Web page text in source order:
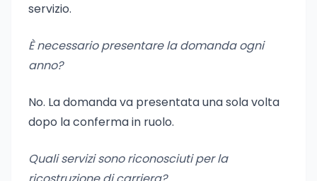
servizio.
È necessario presentare la domanda ogni
anno?
No. La domanda va presentata una sola volta
dopo la conferma in ruolo.
Quali servizi sono riconosciuti per la